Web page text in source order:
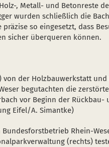
, Metall- und Betonreste
wurden schließlich die
so eingesetzt, dass
sicher überqueren können.
von der Holzbauwerkstatt
begutachten die
vor Beginn der
Eifel/A. Simantke)
Rhein-
(rechts)